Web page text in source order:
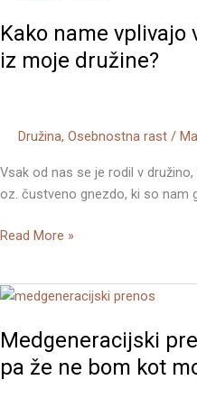
Kako name
iz moje družine?
Družina, Osebnostna rast /
Vsak od nas se je rodil v
oz. čustveno gnezdo, ki so nam
vplivajo
vzorci
moje
Read More »
Medgeneracijski
pa že ne bom kot
Medgeneracijski
vzorcev
ali
“Jaz